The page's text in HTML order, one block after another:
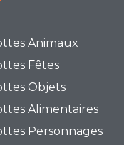
Animaux
Fêtes
Objets
Alimentaires
Personnages